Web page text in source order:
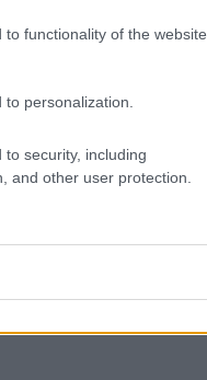
functionality of the website
personalization.
security, including
and other user protection.